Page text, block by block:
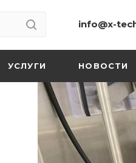
info@x-
УСЛУГИ НОВОСТИ